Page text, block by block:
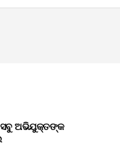
ଅଭିଯୁକ୍ତଙ୍କ